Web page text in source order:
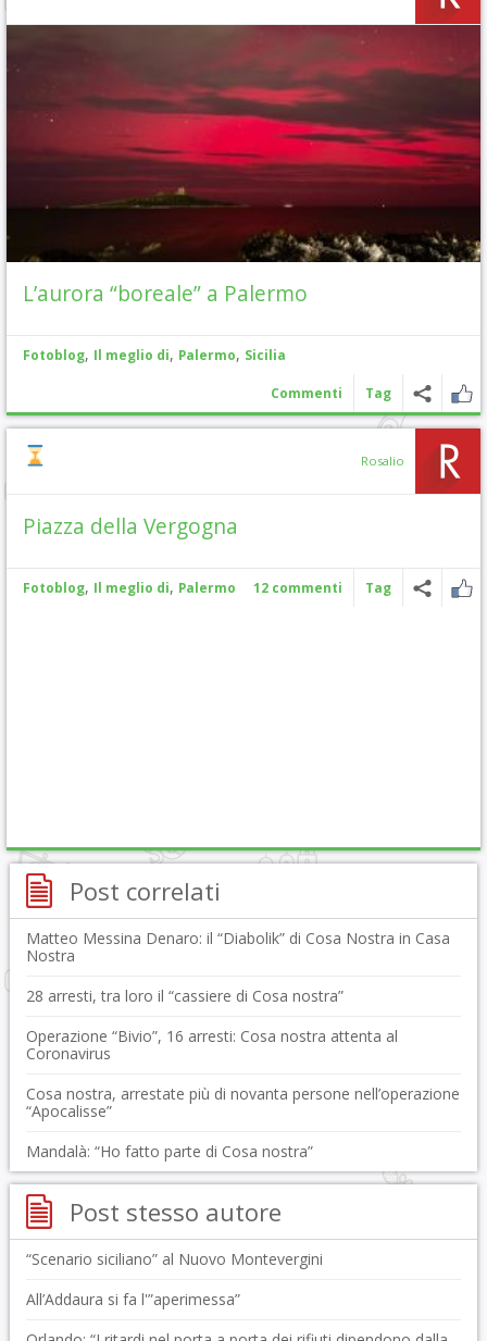
L’aurora “boreale” a Palermo
Fotoblog, Il meglio di, Palermo, Sicilia
Commenti Tag
Rosalio
Piazza della Vergogna
Fotoblog, Il meglio di, Palermo 12 commenti Tag
Post correlati
Matteo Messina Denaro: il “Diabolik” di Cosa Nostra in Casa
Nostra
28 arresti, tra loro il “cassiere di Cosa nostra”
Operazione “Bivio”, 16 arresti: Cosa nostra attenta al
Coronavirus
Cosa nostra, arrestate più di novanta persone nell’operazione
“Apocalisse”
Mandalà: “Ho fatto parte di Cosa nostra”
Post stesso autore
“Scenario siciliano” al Nuovo Montevergini
All’Addaura si fa l'”aperimessa”